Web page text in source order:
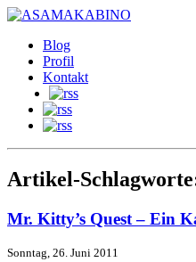
Blog
Profil
Kontakt
Artikel-
Mr. Kitty’s Quest – Ein
Sonntag, 26. Juni 2011